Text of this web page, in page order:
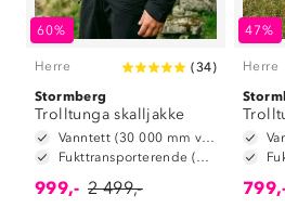
60%
Herre (34)
Stormberg
Trolltunga skalljakke
Vanntett (30 000 mm vannsøyle)
Fukttransporterende (10 000 g/m2/24t)
999,- 2 499,-
47%
Herre
Kontakt oss
Konkurransevinnere
Kundeklubb
Klima og miljø
Etisk handel
Dyreetikk
1% til samfunnet
Inkludering
Trelagsprinsippet barn
Alt du trenger til Norgesferien
Dette trenger du til
Gravidklær